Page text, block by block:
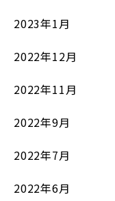
2023年1月
2022年12月
2022年11月
2022年9月
2022年7月
2022年6月